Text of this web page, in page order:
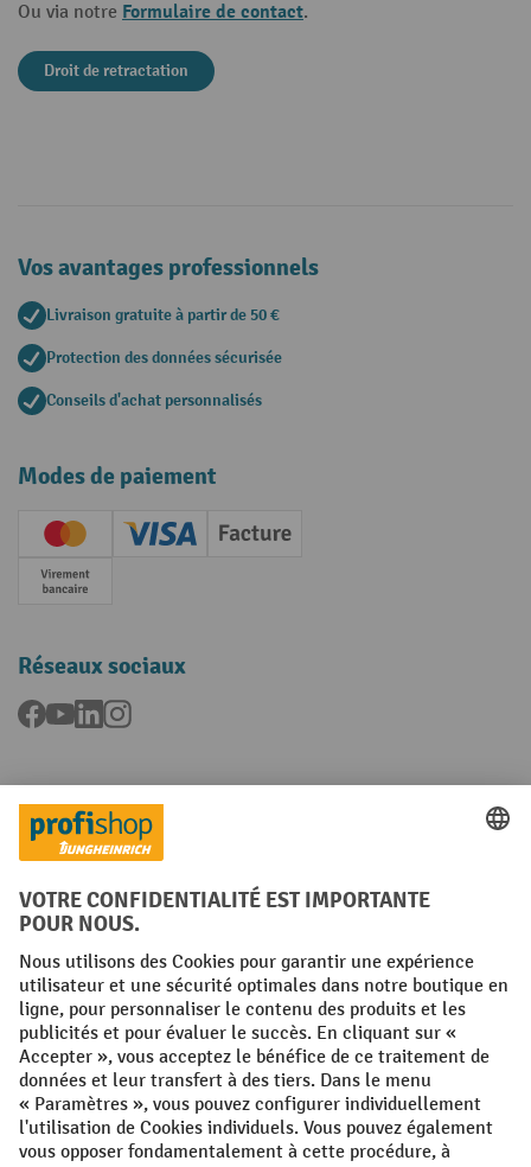
Ou via notre Formulaire de contact.
Droit de retractation
Vos avantages professionnels
Livraison gratuite à partir de 50 €
Protection des données sécurisée
Conseils d'achat personnalisés
Modes de paiement
Creditcard (Master)Creditcard (Visa)
Facture
Paiement anticipé
Réseaux sociaux
Facebook
YouTubeLinkedInInstagram
Langues
FR NL
Conditions générales Mentions légales
Protection des Données Politique de cookies
All prices excl. VAT plusshipping costsand possible delivery charges,
if not stated otherwise.
¹ La remise est valable jusqu'à épuisement des stocks. La remise ne
s'applique pas aux prix spéciaux. Il n'est pas possible de le combiner